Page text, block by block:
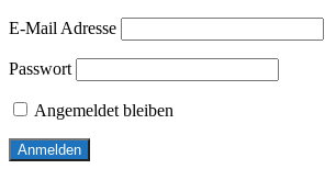
E-Mail Adresse
Passwort
Angemeldet bleiben